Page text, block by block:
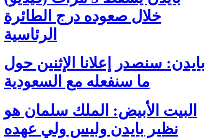
خلال صعوده درج الطائرة
الرئاسية
بايدن: سنصدر إعلانا الإثنين حول
ما سنفعله مع السعودية
البيت الأبيض: الملك سلمان هو
نظير بايدن وليس ولي عهده